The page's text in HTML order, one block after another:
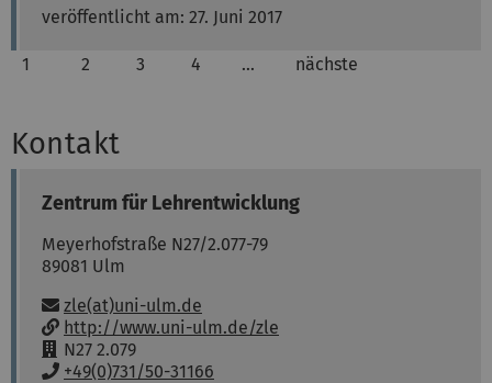
veröffentlicht am: 27. Juni 2017
1 2 3 4 … nächste
Kontakt
Zentrum für Lehrentwicklung
Meyerhofstraße N27/2.077-79
89081 Ulm
E-Mail:
zle(at)uni-ulm.de
w
w
w
http://www.uni-ulm.de/zle
R
a
N27 2.079
T+49(0)731/50-31166